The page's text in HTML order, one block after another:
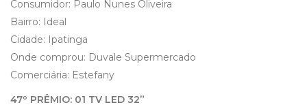
Consumidor: Paulo Nunes Oliveira
Bairro: Ideal
Cidade: Ipatinga
Onde comprou: Duvale Supermercado
Comerciária: Estefany
47º PRÊMIO: 01 TV LED 32”